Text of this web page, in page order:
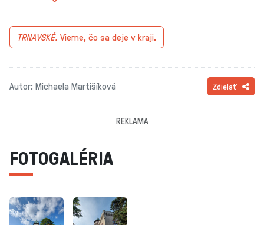
TRNAVSKÉ. Vieme, čo sa deje v kraji.
Autor: Michaela Martišíková Zdielať
REKLAMA
FOTOGALÉRIA